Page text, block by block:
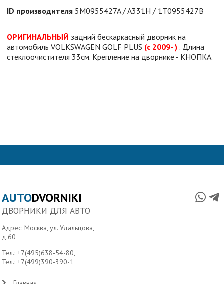
ID производителя 5M0955427A / A331H / 1T0955427B
ОРИГИНАЛЬНЫЙ задний бескаркасный дворник на
автомобиль VOLKSWAGEN GOLF PLUS (с 2009- ) . Длина
стеклоочистителя 33см. Крепление на дворнике - КНОПКА.
AUTODVORNIKI
ДВОРНИКИ ДЛЯ АВТО
Адрес: Москва, ул. Удальцова,
д.60
Тел.:+7(495)638-54-80
Тел.:+7(499)390-390-1
Главная